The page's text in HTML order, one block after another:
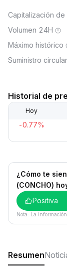
Capitalización de
Volumen 24H
Máximo histórico
Suministro
Historial de
Hoy
-0.77%
¿Cómo te
(CONCHO)
Positiva
Nota: La
Resumen